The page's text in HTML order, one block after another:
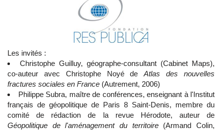
Les invités :
Christophe Guilluy, géographe-consultant (Cabinet Maps),
co-auteur avec Christophe Noyé deAtlas des nouvelles
fractures sociales en France (Autrement, 2006)
Philippe Subra, maître de conférences, enseignant à l'Institut
français de géopolitique de Paris 8 Saint-Denis, membre du
comité de rédaction de la revue Hérodote, auteur de
Géopolitique de l'aménagement du territoire(Armand Colin,